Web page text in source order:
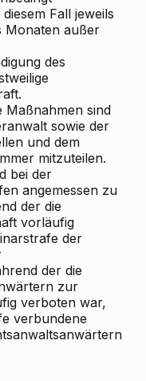
Fall jeweils
Monaten außer
des
Maßnahmen sind
sowie der
und dem
mitzuteilen.
bei der
angemessen zu
der die
vorläufig
der
der die
zur
verboten war,
verbundene